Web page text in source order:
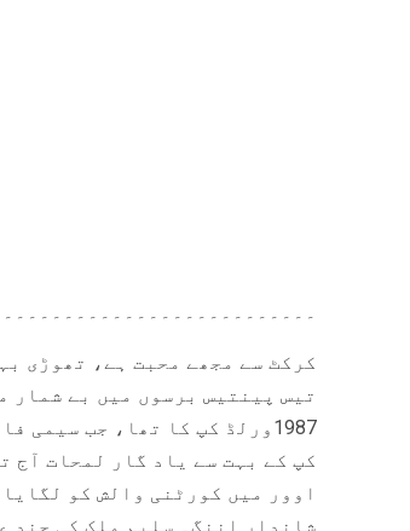
کرکٹ سے مجھے محبت ہے، تھوڑی
تیس پینتیس برسوں میں بے شمار
1987ورلڈ کپ کا تھا، جب
کپ کے بہت سے یاد گار لمحات آج
شاندار اننگ۔ سلیم ملک کی چند